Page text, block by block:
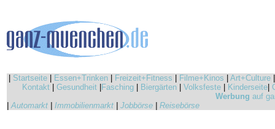
Startseite Essen+Trinken Freizeit+Fitness Filme+Kinos Art+Culture
Kontakt
Gesundheit Fasching Biergärten Volksfeste Kinderseite
Werbung auf
|Automarkt Immobilienmarkt Jobbörse Reisebörse